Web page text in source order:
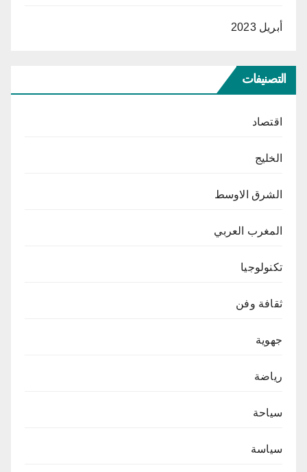
أبريل 2023
التصنيفات
اقتصاد
الخليج
الشرق الاوسط
المغرب العربي
تكنولوجيا
ثقافة وفن
جهوية
رياضة
سياحة
سياسة